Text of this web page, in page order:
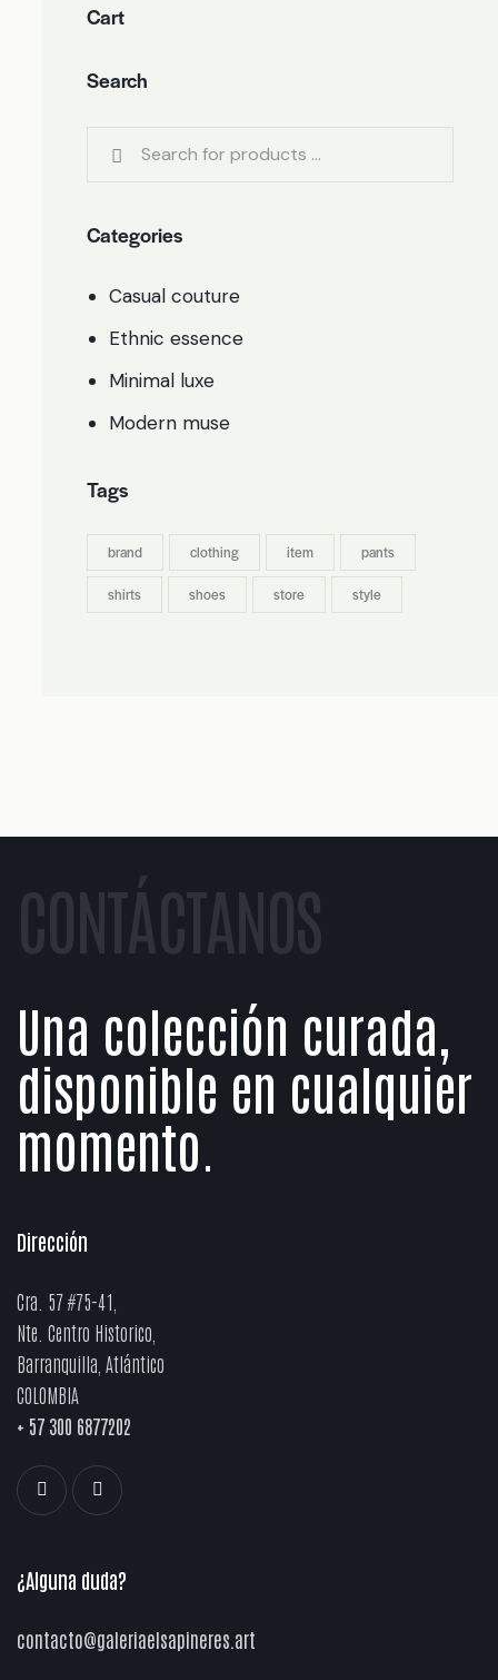
Cart
Search
Categories
Casual couture
Ethnic essence
Minimal luxe
Modern muse
Tags
brand clothing item pants
shirts shoes store style
Una colección curada,
disponible en cualquier
momento.
Dirección
Cra. 57 #75-41,
Nte. Centro Historico,
Barranquilla, Atlántico
COLOMBIA
+ 57 300 6877202
¿Alguna duda?
contacto@galeriaelsapineres.art